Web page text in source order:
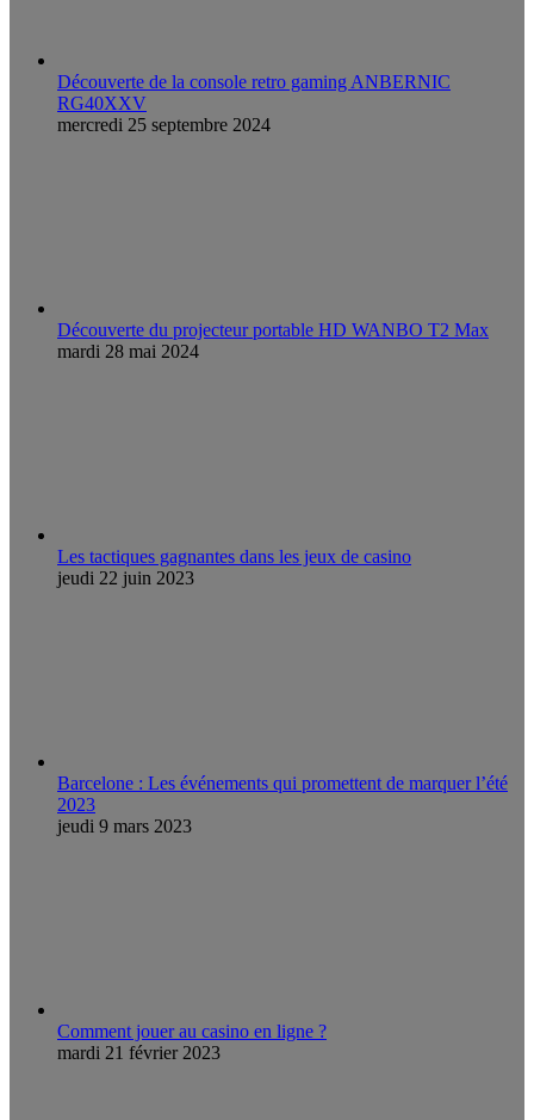
Découverte de la console retro gaming ANBERNIC
RG40XXV
mercredi 25 septembre 2024
Découverte du projecteur portable HD WANBO T2 Max
mardi 28 mai 2024
Les tactiques gagnantes dans les jeux de casino
jeudi 22 juin 2023
Barcelone : Les événements qui promettent de marquer l’été
2023
jeudi 9 mars 2023
Comment jouer au casino en ligne ?
mardi 21 février 2023